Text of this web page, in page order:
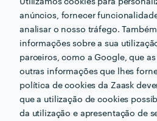
anúncios, fornecer
analisar o nosso tráfego.
informações sobre a sua
parceiros, como a Google, que
outras informações que lhes
política de cookies da Zaask
que a utilização de cookies
da utilização e apresentação de
Procura
em MySQL